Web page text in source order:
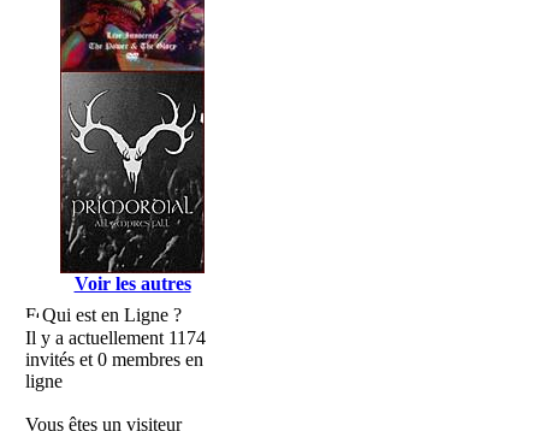
Voir les autres
Qui est en Ligne ?
Il y a actuellement 1174
invités et 0 membres en
ligne
Vous êtes un visiteur